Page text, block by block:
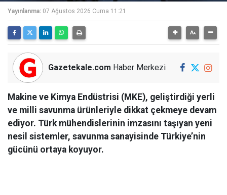
Yayınlanma: 07 Ağustos 2026 Cuma 11:21
Gazetekale.com Haber Merkezi
Makine ve Kimya Endüstrisi (MKE), geliştirdiği yerli
ve milli savunma ürünleriyle dikkat çekmeye devam
ediyor. Türk mühendislerinin imzasını taşıyan yeni
nesil sistemler, savunma sanayisinde Türkiye’nin
gücünü ortaya koyuyor.